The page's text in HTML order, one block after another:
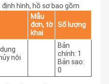
hình, hồ sơ bao gồm
Mẫu
đơn, tờ
khai
Số lượng
nội
Bản
chính: 1
Bản sao:
0